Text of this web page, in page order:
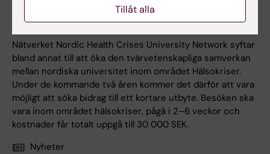
Sök nordiskt doktorand- eller postdoktorutbyte inom
området Hälsokriser
Nätverket Nordic Health Crises University Network syftar
bland annat till att öka den tvärvetenskapliga samverkan
mellan nordiska universitet inom området Hälsokriser.
Under de kommande två åren kommer det därför att vara
möjligt att söka bidrag till ett kortare utbyte. Besöken ska
vara inom området hälsokriser, pågå i 2–6 veckor och
kostnader får totalt uppgå till 30 000 SEK.
Nyheter
Tillåt alla